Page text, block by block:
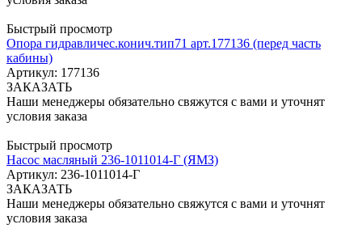
Быстрый просмотр
Опора гидравличес.конич.тип71 арт.177136 (перед часть
кабины)
Артикул: 177136
ЗАКАЗАТЬ
Наши менеджеры обязательно свяжутся с вами и уточнят
условия заказа
Быстрый просмотр
Насос масляный 236-1011014-Г (ЯМЗ)
Артикул: 236-1011014-Г
ЗАКАЗАТЬ
Наши менеджеры обязательно свяжутся с вами и уточнят
условия заказа